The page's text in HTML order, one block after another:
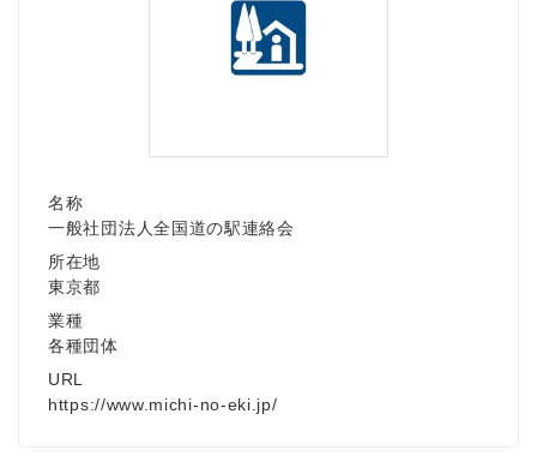
名称
一般社団法人全国道の駅連絡会
所在地
東京都
業種
各種団体
URL
https://www.michi-no-eki.jp/